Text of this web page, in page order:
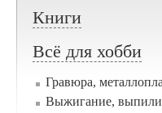
Книги
Всё для хобби
Гравюра,
Выжигание,